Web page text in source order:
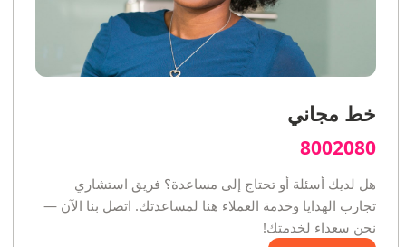
خط مجاني
8002080
هل لديك أسئلة أو تحتاج إلى مساعدة؟ فريق استشاري
تجارب الهدايا وخدمة العملاء هنا لمساعدتك. اتصل بنا الآن —
نحن سعداء لخدمتك!